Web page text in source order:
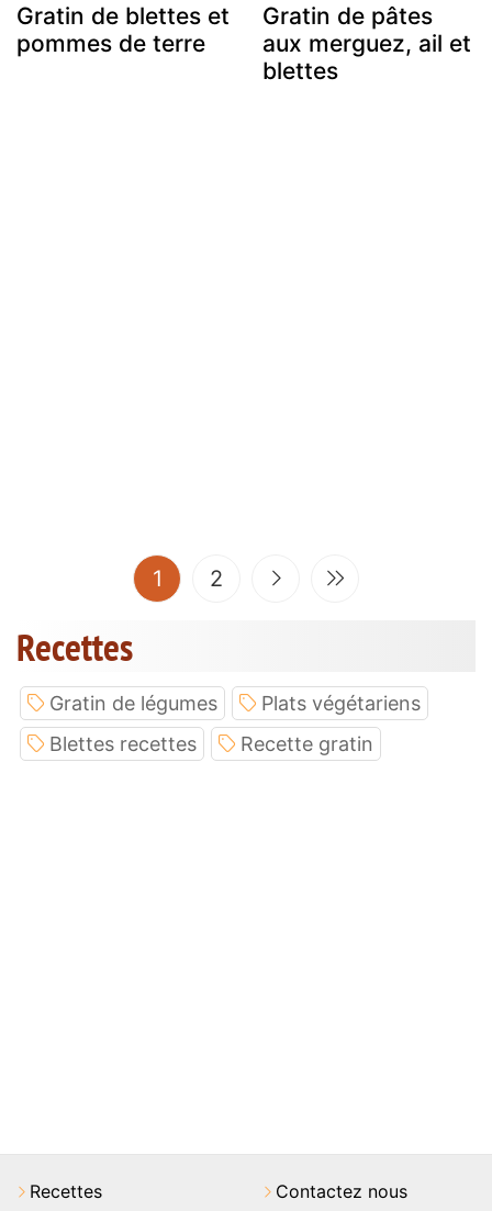
Gratin de blettes et
pommes de terre
Gratin de pâtes
aux merguez, ail et
blettes
1 (current)
2
Recettes
Gratin de légumes
Plats végétariens
Blettes recettes
Recette gratin
Recettes Contactez nous